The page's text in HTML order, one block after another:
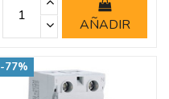
AÑADIR
-77%